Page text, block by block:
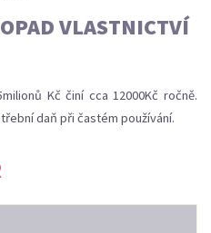
VLASTNICTVÍ
Kč činí cca 12000Kč ročně.
daň při častém používání.